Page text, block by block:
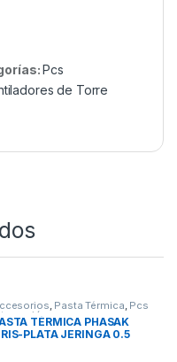
Pcs
de Torre
, Pasta Térmica, Pcs
TÉRMICA PHASAK
PLATA JERINGA 0.5